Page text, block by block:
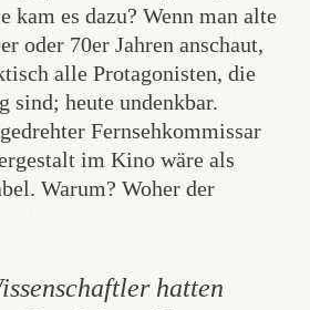
kam es dazu? Wenn man alte
oder 70er Jahren anschaut,
alle Protagonisten, die
sind; heute undenkbar.
Fernsehkommissar
im Kino wäre als
Warum? Woher der
hatten